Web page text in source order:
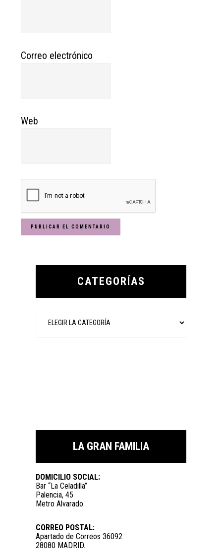
Correo electrónico
Web
Primary
CATEGORÍAS
LA GRAN FAMILIA
DOMICILIO SOCIAL:
Bar “La Celadilla”
Palencia, 45
Metro Alvarado.
CORREO POSTAL:
Apartado de Correos 36092
28080 MADRID.